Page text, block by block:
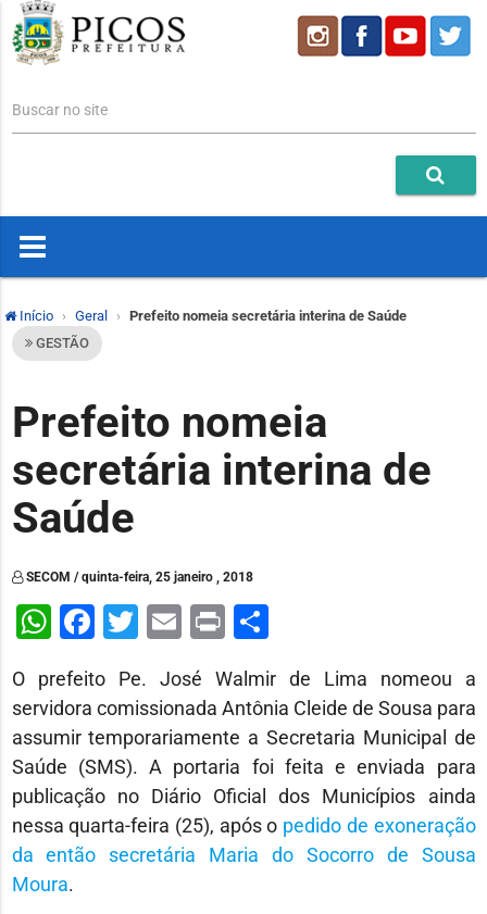
Buscar no site
Início Geral
Prefeito nomeia secretária interina de Saúde
GESTÃO
Prefeito nomeia
secretária interina de
Saúde
SECOM / quinta-feira, 25 janeiro , 2018
WhatsApp
Facebook
Twitter
Email
PrintShare
O prefeito Pe. José Walmir de Lima nomeou a
servidora comissionada Antônia Cleide de Sousa para
assumir temporariamente a Secretaria Municipal de
Saúde (SMS). A portaria foi feita e enviada para
publicação no Diário Oficial dos Municípios ainda
nessa quarta-feira (25), após o pedido de exoneração
da então secretária Maria do Socorro de Sousa
Moura.